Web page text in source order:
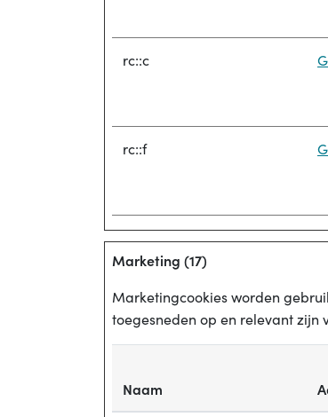
rc::c
rc::f
Marketing (17)
Marketingcookies worden
toegesneden op en relevant zijn
Naam